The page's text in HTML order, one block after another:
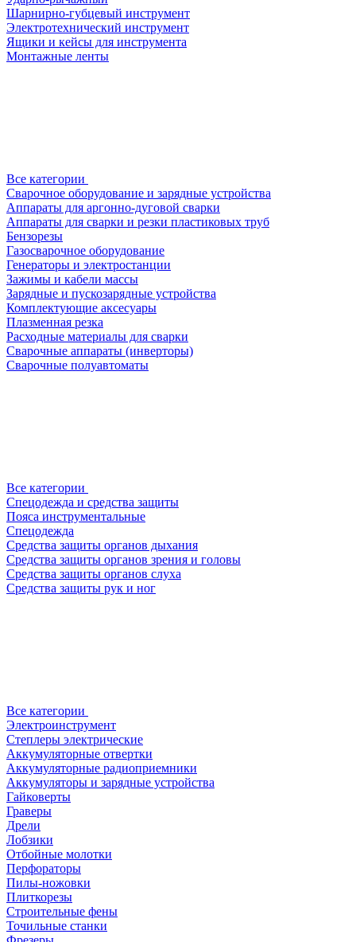
Шарнирно-губцевый инструмент
Электротехнический инструмент
Ящики и кейсы для инструмента
Монтажные ленты
Все категории
Сварочное оборудование и зарядные устройства
Аппараты для аргонно-дуговой сварки
Аппараты для сварки и резки пластиковых труб
Бензорезы
Газосварочное оборудование
Генераторы и электростанции
Зажимы и кабели массы
Зарядные и пускозарядные устройства
Комплектующие аксесуары
Плазменная резка
Расходные материалы для сварки
Сварочные аппараты (инверторы)
Сварочные полуавтоматы
Все категории
Спецодежда и средства защиты
Пояса инструментальные
Спецодежда
Средства защиты органов дыхания
Средства защиты органов зрения и головы
Средства защиты органов слуха
Средства защиты рук и ног
Все категории
Электроинструмент
Степлеры электрические
Аккумуляторные отвертки
Аккумуляторные радиоприемники
Аккумуляторы и зарядные устройства
Гайковерты
Граверы
Дрели
Лобзики
Отбойные молотки
Перфораторы
Пилы-ножовки
Плиткорезы
Строительные фены
Точильные станки